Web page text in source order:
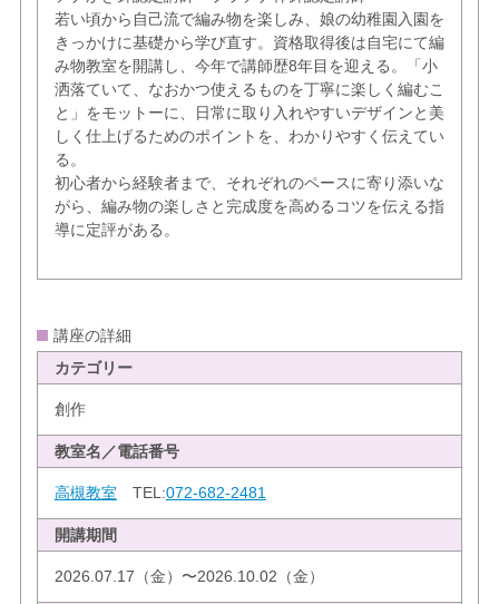
若い頃から自己流で編み物を楽しみ、娘の幼稚園入園を
きっかけに基礎から学び直す。資格取得後は自宅にて編
み物教室を開講し、今年で講師歴8年目を迎える。「小
洒落ていて、なおかつ使えるものを丁寧に楽しく編むこ
と」をモットーに、日常に取り入れやすいデザインと美
しく仕上げるためのポイントを、わかりやすく伝えてい
る。
初心者から経験者まで、それぞれのペースに寄り添いな
がら、編み物の楽しさと完成度を高めるコツを伝える指
導に定評がある。
講座の詳細
カテゴリー
創作
教室名／電話番号
高槻教室 TEL:072-682-2481
開講期間
2026.07.17（金）〜2026.10.02（金）